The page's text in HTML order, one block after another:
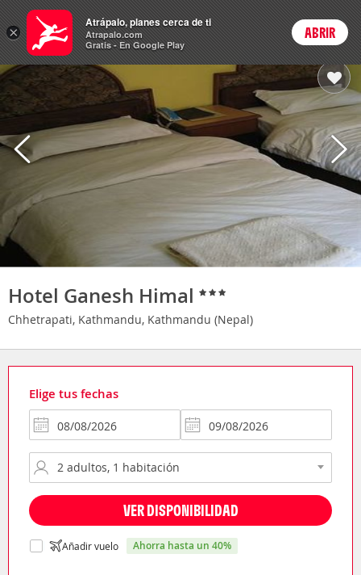
Hoteles Login
Hotel Ganesh Himal
Chhetrapati, Kathmandu, Kathmandu (Nepal)
Elige tus fechas
VER DISPONIBILIDAD
Añadir vuelo ahorra hasta un 40%
×
Atrápalo, planes cerca de ti
Atrapalo.com
Gratis - En Google Play
ABRIR